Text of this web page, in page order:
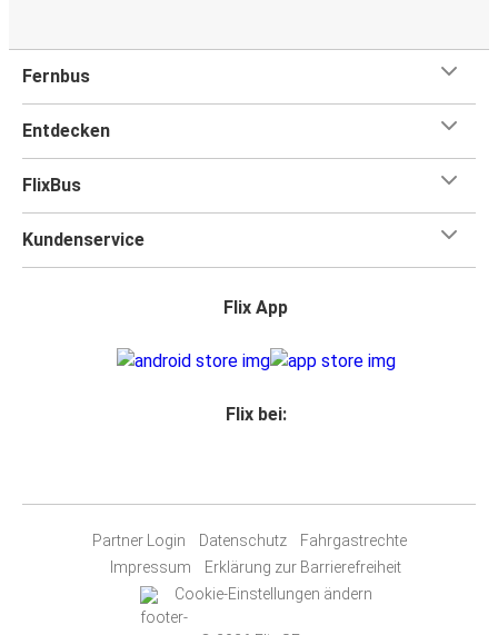
Fernbus
Entdecken
FlixBus
Kundenservice
Flix App
Flix bei:
Partner Login Datenschutz
Fahrgastrechte
Impressum
Erklärung zur Barrierefreiheit
Cookie-Einstellungen ändern